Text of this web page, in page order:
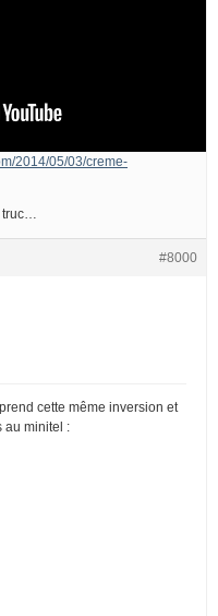
2014/05/03/creme-
#8000
cette même inversion et
au minitel :